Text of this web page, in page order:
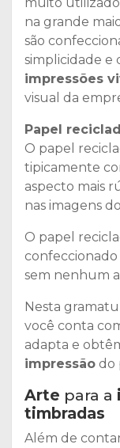
na grande
são
simplicidade e
impressões
visual da
Papel
O papel
tipicamente
aspecto mais
nas imagens
O papel
sem nenhum
Nesta
você conta
adapta e
impressão do
Arte para a
timbradas
Além de